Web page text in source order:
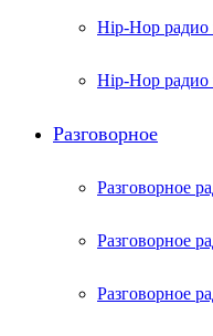
Hip-Hop радио
Hip-Hop
Разговорное
Разговорное
Разговорное
Разговорное